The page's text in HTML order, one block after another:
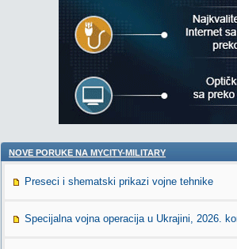
NOVE PORUKE NA MYCITY-MILITARY
Preseci i shematski prikazi vojne tehnike
Specijalna vojna operacija u Ukrajini, 2026.